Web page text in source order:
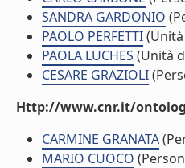
SANDRA GARDONIO
PAOLO PERFETTI
PAOLA LUCHES (Unità
CESARE GRAZIOLI
Http://www.cnr.it/
CARMINE GRANATA
MARIO CUOCO